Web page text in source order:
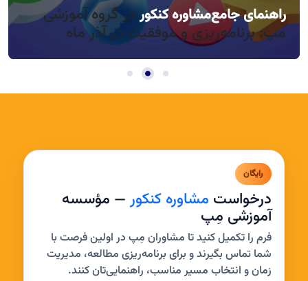
مدیریت خواب و بی‌حوصلگی در این فصل
راهنمای جامعمشاوره کنکوردر گروه آموزشی
مپ: برنامه‌ریزی و موفقیت در آذر ماه
راندمان بالا در روزهای کوتاه آذر، چطور؟
رایگان
درخواست مشاوره کنکور— مؤسسه
آموزشی مِپ
فرم را تکمیل کنید تا مشاوران مِپ در اولین فرصت با
شما تماس بگیرند و برای برنامه‌ریزی مطالعه، مدیریت
زمان و انتخاب مسیر مناسب، راهنمایی‌تان کنند.